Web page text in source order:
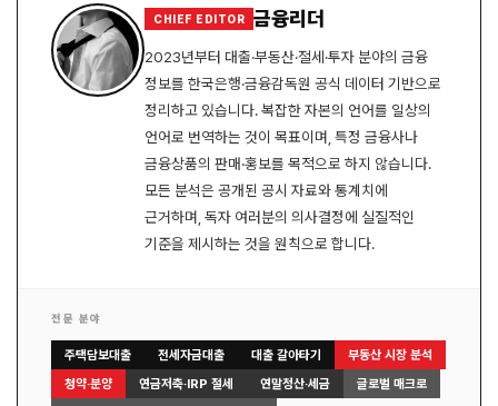
CHIEF EDITOR 금융리더
2023년부터 대출·부동산·절세·투자 분야의 금융
정보를 한국은행·금융감독원 공식 데이터 기반으로
정리하고 있습니다. 복잡한 자본의 언어를 일상의
언어로 번역하는 것이 목표이며, 특정 금융사나
금융상품의 판매·홍보를 목적으로 하지 않습니다.
모든 분석은 공개된 공시 자료와 통계치에
근거하며, 독자 여러분의 의사결정에 실질적인
기준을 제시하는 것을 원칙으로 합니다.
전문 분야
주택담보대출 전세자금대출 대출 갈아타기
부동산 시장 분석
청약·분양
연금저축·IRP 절세 연말정산·세금
글로벌 매크로